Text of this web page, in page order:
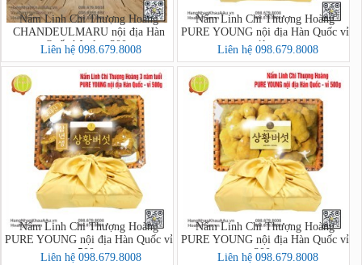
Nấm Linh Chi Thượng Hoàng
CHANDEULMARU nội địa Hàn
Quốc hộp lụa 300g
Liên hệ 098.679.8008
Nấm Linh Chi Thượng Hoàng
PURE YOUNG nội địa Hàn Quốc vỉ
1kg
Liên hệ 098.679.8008
Nấm Linh Chi Thượng Hoàng
PURE YOUNG nội địa Hàn Quốc vỉ
500g
Liên hệ 098.679.8008
Nấm Linh Chi Thượng Hoàng
PURE YOUNG nội địa Hàn Quốc vỉ
300g
Liên hệ 098.679.8008